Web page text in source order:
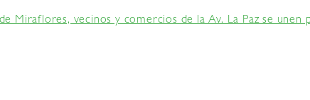
Miraflores, vecinos y comercios de la Av. La Paz se unen